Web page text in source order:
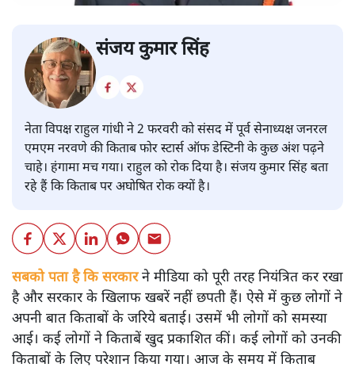
संजय कुमार सिंह
नेता विपक्ष राहुल गांधी ने 2 फरवरी को संसद में पूर्व सेनाध्यक्ष जनरल
एमएम नरवणे की किताब फोर स्टार्स ऑफ डेस्टिनी के कुछ अंश पढ़ने
चाहे। हंगामा मच गया। राहुल को रोक दिया है। संजय कुमार सिंह बता
रहे हैं कि किताब पर अघोषित रोक क्यों है।
सबको पता है कि सरकारने मीडिया को पूरी तरह नियंत्रित कर रखा
है और सरकार के खिलाफ खबरें नहीं छपती हैं। ऐसे में कुछ लोगों ने
अपनी बात किताबों के जरिये बताई। उसमें भी लोगों को समस्या
आई। कई लोगों ने किताबें खुद प्रकाशित कीं। कई लोगों को उनकी
किताबों के लिए परेशान किया गया। आज के समय में किताब